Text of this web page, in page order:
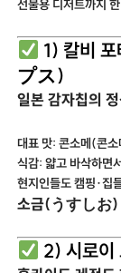
선물용 디저트까지
1) 칼비
プス)
일본 감자칩의 정
대표 맛: 콘소메(콘
식감: 얇고 바삭하면
현지인들도 캠핑·집
소금(うすしお)
2) 시로